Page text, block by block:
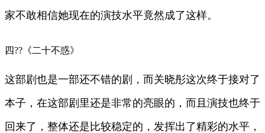
家不敢相信她现在的演技水平竟然成了这样。
四??《二十不惑》
这部剧也是一部还不错的剧，而关晓彤这次终于接对了
本子，在这部剧里还是非常的亮眼的，而且演技也终于
回来了，整体还是比较稳定的，发挥出了精彩的水平，